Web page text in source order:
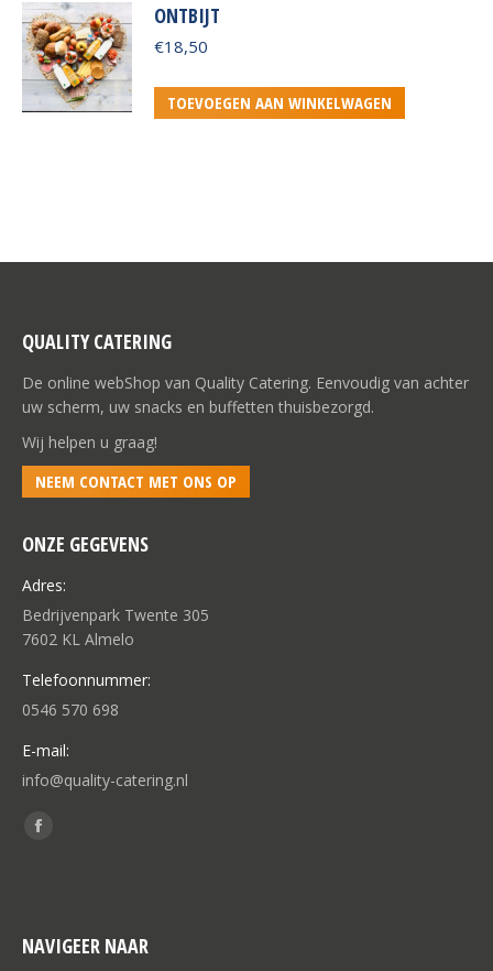
ONTBIJT
€18,50
TOEVOEGEN AAN WINKELWAGEN
QUALITY CATERING
De online webShop van Quality Catering. Eenvoudig van achter
uw scherm, uw snacks en buffetten thuisbezorgd.
Wij helpen u graag!
NEEM CONTACT MET ONS OP
ONZE GEGEVENS
Adres:
Bedrijvenpark Twente 305
7602 KL Almelo
Telefoonnummer:
0546 570 698
E-mail:
info@quality-catering.nl
Vind ons op:
Facebook
new
NAVIGEER NAAR